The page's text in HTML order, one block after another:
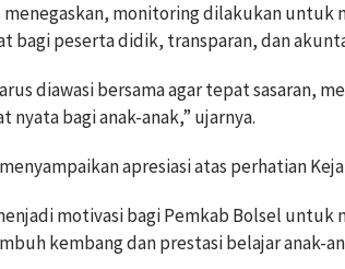
menegaskan, monitoring dilakukan untuk
bagi peserta didik, transparan, dan
diawasi bersama agar tepat sasaran,
nyata bagi anak-anak,” ujarnya.
apresiasi atas perhatian
motivasi bagi Pemkab Bolsel untuk
kembang dan prestasi belajar anak-